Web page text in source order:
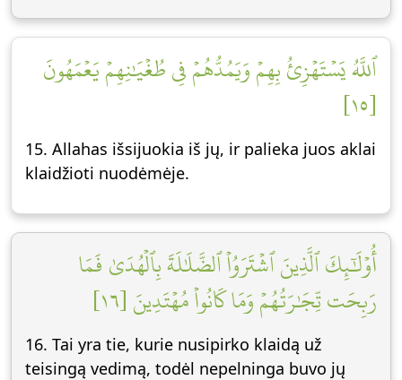
ٱللَّهُ يَسۡتَهۡزِئُ بِهِمۡ وَيَمُدُّهُمۡ فِي طُغۡيَٰنِهِمۡ يَعۡمَهُونَ
[١٥]
15. Allahas išsijuokia iš jų, ir palieka juos aklai
klaidžioti nuodėmėje.
أُوْلَٰٓئِكَ ٱلَّذِينَ ٱشۡتَرَوُاْ ٱلضَّلَٰلَةَ بِٱلۡهُدَىٰ فَمَا
رَبِحَت تِّجَٰرَتُهُمۡ وَمَا كَانُواْ مُهۡتَدِينَ [١٦]
16. Tai yra tie, kurie nusipirko klaidą už
teisingą vedimą, todėl nepelninga buvo jų